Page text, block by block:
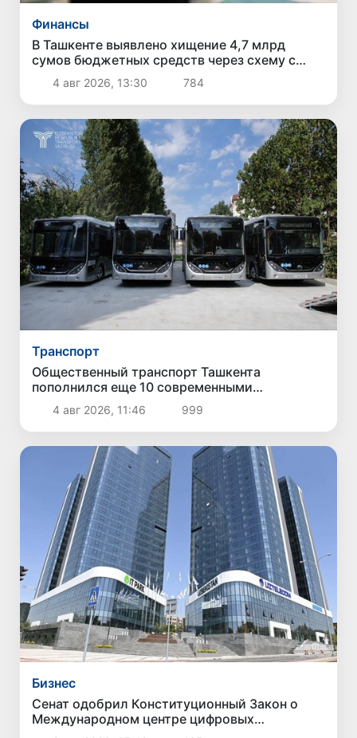
Финансы
В Ташкенте выявлено хищение 4,7 млрд
сумов бюджетных средств через схему с
поддельными чеками и «кешбэком»
4 авг 2026, 13:30 784
Транспорт
Общественный транспорт Ташкента
пополнился еще 10 современными
электробусами
4 авг 2026, 11:46 999
Бизнес
Сенат одобрил Конституционный Закон о
Международном центре цифровых
технологий «Энтерприсе Узбекистан»